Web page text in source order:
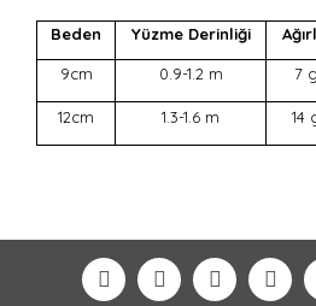
Beden Yüzme Derinliği
9cm 0.9-1.2 m 7 g
12cm 1.3-1.6 m 14
formunu kullanarak tarafımıza
Görüş ve önerileriniz için teşekkür